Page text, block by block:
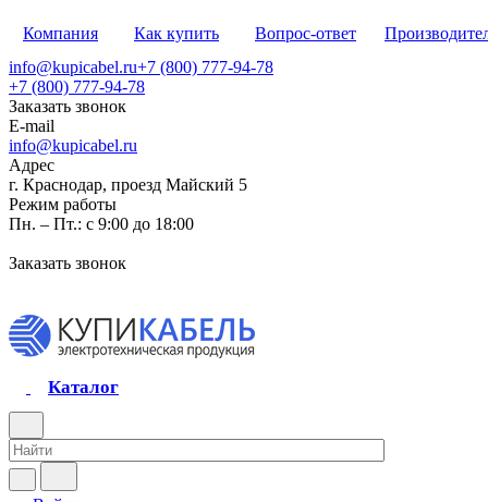
Компания Как купить Вопрос-ответ
info@kupicabel.ru+7 (800) 777-94-78
+7 (800) 777-94-78
Заказать звонок
E-mail
info@kupicabel.ru
Адрес
г. Краснодар, проезд Майский 5
Режим работы
Пн. – Пт.: с 9:00 до 18:00
Заказать звонок
Каталог